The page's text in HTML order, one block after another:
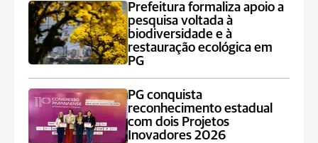
Prefeitura formaliza apoio a
pesquisa voltada à
biodiversidade e à
restauração ecológica em
PG
PG conquista
reconhecimento estadual
com dois Projetos
Inovadores 2026